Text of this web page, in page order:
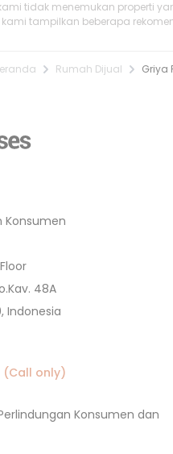
tidak menemukan properti
kami tampilkan beberapa
Rumah Dijual Griya
Konsumen
48A
Indonesia
(Call only)
Konsumen dan